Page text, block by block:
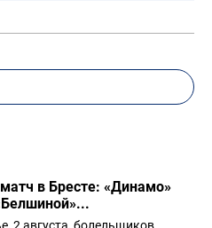
в Бресте: «Динамо»